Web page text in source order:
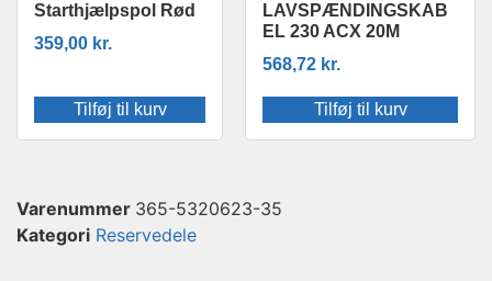
Starthjælpspol Rød
359,00 kr.
Tilføj til kurv
LAVSPÆNDINGSKAB
EL 230 ACX 20M
568,72 kr.
Tilføj til kurv
Varenummer 365-5320623-35
Kategori Reservedele